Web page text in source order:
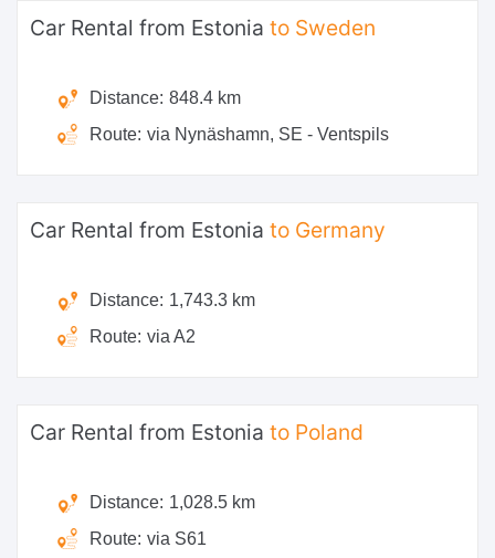
Car Rental from Estoniato Sweden
Distance: 848.4 km
Route: via Nynäshamn, SE - Ventspils
Car Rental from Estoniato Germany
Distance: 1,743.3 km
Route: via A2
Car Rental from Estoniato Poland
Distance: 1,028.5 km
Route: via S61